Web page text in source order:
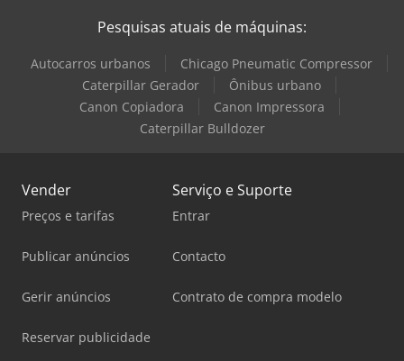
o sistema de filtro de ar Apalpador de medição Renishaw
medição do comprimento da ferramenta e monitorização
da quebra da ferramenta
Pesquisas atuais de máquinas:
Autocarros urbanos
Chicago Pneumatic Compressor
Caterpillar Gerador
Ônibus urbano
Canon Copiadora
Canon Impressora
Caterpillar Bulldozer
Vender
Preços e tarifas
Publicar anúncios
Gerir anúncios
Reservar publicidade
Serviço e Suporte
Entrar
Contacto
Contrato de compra modelo